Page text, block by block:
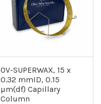
OV-SUPERWAX, 15 x
0.32 mmID, 0.15
µm(df) Capillary
Column